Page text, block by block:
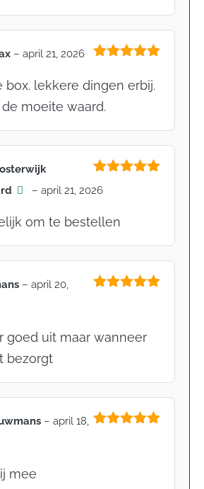
5uit 5
– april 21, 2026
box. lekkere dingen erbij.
moeite waard.
Gewaardeerd
5uit 5
– april 21, 2026
om te bestellen
– april 20,
goed uit maar wanneer
bezorgt
– april 18,
mee